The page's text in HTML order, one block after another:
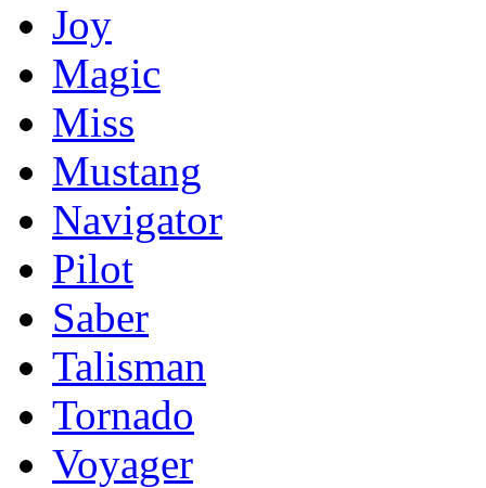
Joy
Magic
Miss
Mustang
Navigator
Pilot
Saber
Talisman
Tornado
Voyager